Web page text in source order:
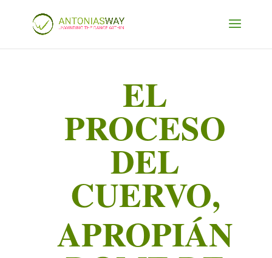
EL
PROCESO
DEL
CUERVO,
APROPIÁN